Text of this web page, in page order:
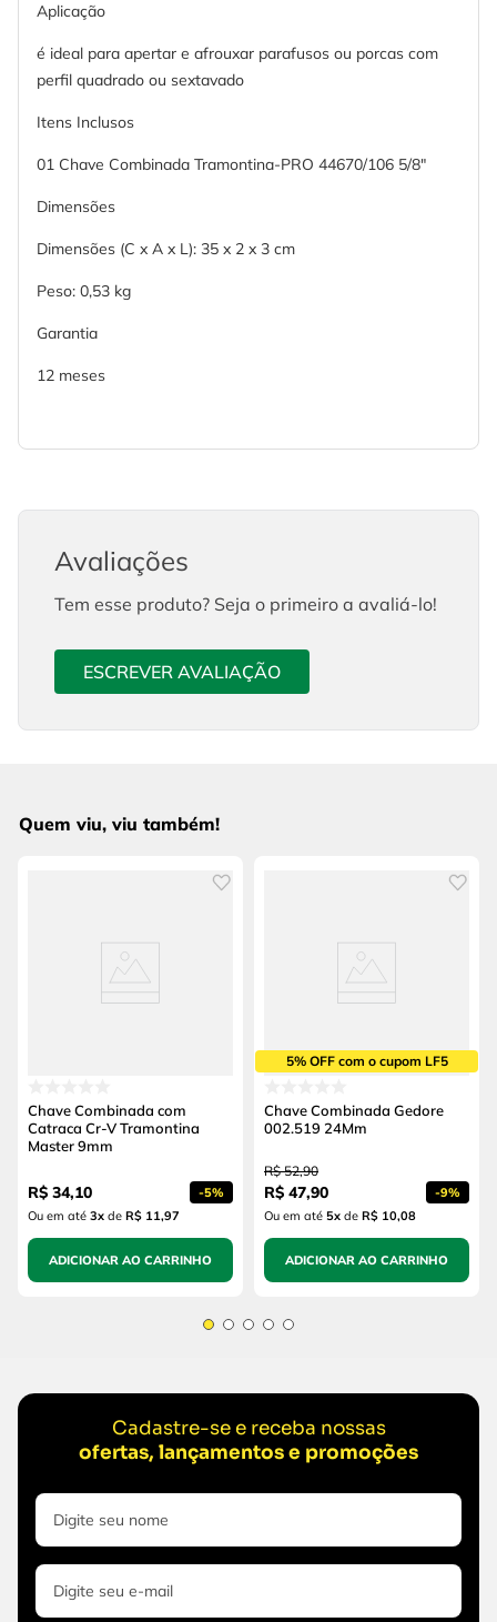
Aplicação
é ideal para apertar e afrouxar parafusos ou porcas com
perfil quadrado ou sextavado
Itens Inclusos
01 Chave Combinada Tramontina-PRO 44670/106 5/8"
Dimensões
Dimensões (C x A x L): 35 x 2 x 3 cm
Peso: 0,53 kg
Garantia
12 meses
Avaliações
Tem esse produto? Seja o primeiro a avaliá-lo!
ESCREVER AVALIAÇÃO
Quem viu, viu também!
Chave Combinada com
Catraca Cr-V Tramontina
Master 9mm
R$ 34,10 -5%
Ou em até 3x de R$ 11,97
ADICIONAR AO CARRINHO
5% OFF com o cupom LF5
Chave Combinada Gedore
002.519 24Mm
R$ 52,90
R$ 47,90 -9%
Ou em até 5x de R$ 10,08
ADICIONAR AO CARRINHO
Cadastre-se e receba nossas
ofertas, lançamentos e promoções